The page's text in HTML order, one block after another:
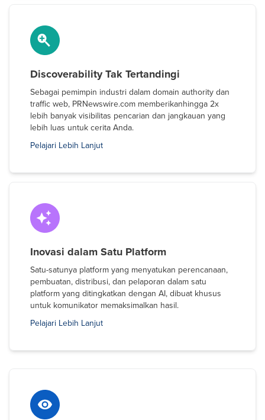
Discoverability Tak Tertandingi
Sebagai pemimpin industri dalam domain authority dan
traffic web, PRNewswire.com memberikanhingga 2x
lebih banyak visibilitas pencarian dan jangkauan yang
lebih luas untuk cerita Anda.
Pelajari Lebih Lanjut
Inovasi dalam Satu Platform
Satu-satunya platform yang menyatukan perencanaan,
pembuatan, distribusi, dan pelaporan dalam satu
platform yang ditingkatkan dengan AI, dibuat khusus
untuk komunikator memaksimalkan hasil.
Pelajari Lebih Lanjut